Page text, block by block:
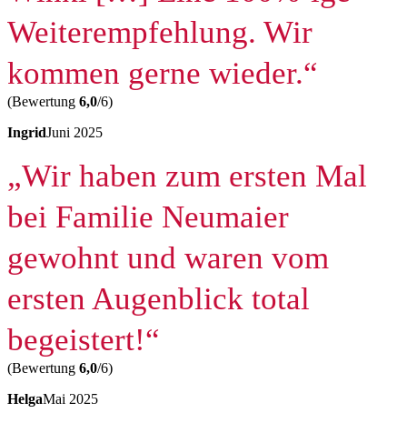
Weiterempfehlung. Wir
kommen gerne wieder.“
(Bewertung 6,0/6)
IngridJuni 2025
„Wir haben zum ersten Mal
bei Familie Neumaier
gewohnt und waren vom
ersten Augenblick total
begeistert!“
(Bewertung 6,0/6)
HelgaMai 2025